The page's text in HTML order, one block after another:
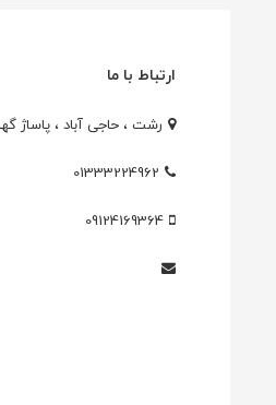
ارتباط با ما
رشت ، حاجی آباد ، پاساژ
01333224962
09124169364